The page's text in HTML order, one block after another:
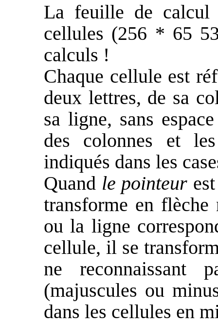
La feuille de calcul
cellules (256 * 65
calculs !
Chaque cellule est
deux lettres, de sa
sa ligne, sans
des colonnes et
indiqués dans les
Quand le pointeur
transforme en
ou la ligne
cellule, il se
ne reconnaissant
(majuscules ou
dans les cellules en